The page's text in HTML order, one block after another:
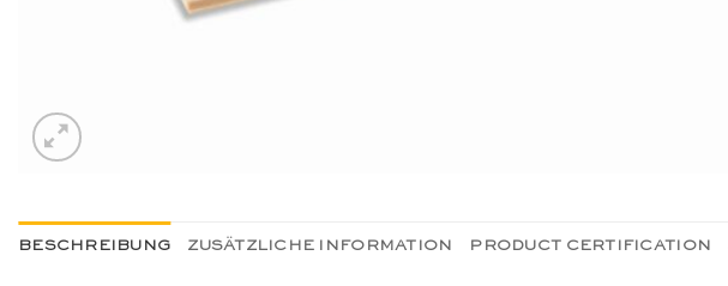
BESCHREIBUNG ZUSÄTZLICHE INFORMATION PRODUCT CERTIFICATION